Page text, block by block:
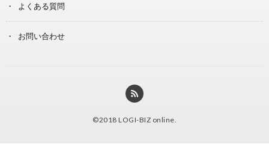
よくある質問
お問い合わせ
©2018 LOGI-BIZ online